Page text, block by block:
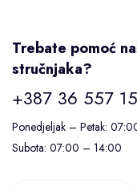
Trebate pomoć
stručnjaka?
+387 36 557
Ponedjeljak – Petak:
Subota: 07:00 – 14:00